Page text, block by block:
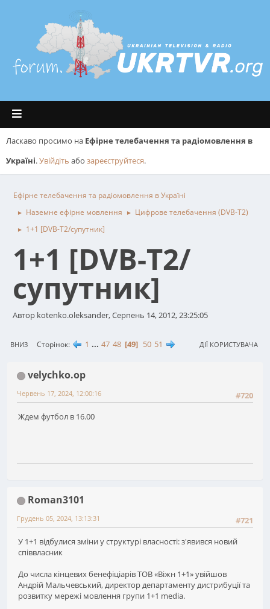
Ласкаво просимо на Ефірне телебачення та радіомовлення в
Україні.Увійдіть або зареєструйтеся.
Ефірне телебачення та радіомовлення в Україні
► Наземне ефірне мовлення ► Цифрове телебачення (DVB-T2)
► 1+1 [DVB-T2/супутник]
1+1 [DVB-T2/
супутник]
Автор kotenko.oleksander, Серпень 14, 2012, 23:25:05
ВНИЗ Сторінок 1 ... 47 48 49 50 51 ДІЇ КОРИСТУВАЧА
velychko.op
#720
Червень 17, 2024, 12:00:16
Ждем футбол в 16.00
Roman3101
#721
Грудень 05, 2024, 13:13:31
У 1+1 відбулися зміни у структурі власності: з'явився новий
співвласник
До числа кінцевих бенефіціарів ТОВ «Віжн 1+1» увійшов
Андрій Мальчевський, директор департаменту дистрибуції та
розвитку мережі мовлення групи 1+1 media.